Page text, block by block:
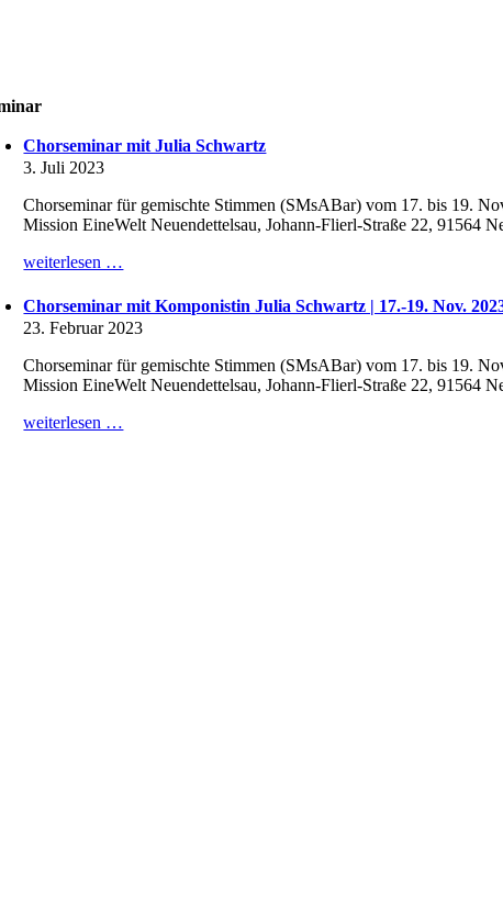
Chorseminar mit Julia Schwartz
3. Juli 2023
Chorseminar für gemischte Stimmen (SMsABar) vom 17. bis 19.
Mission EineWelt Neuendettelsau, Johann-Flierl-Straße 22, 91564
weiterlesen …
Chorseminar mit Komponistin Julia Schwartz | 17.-19. Nov.
23. Februar 2023
Chorseminar für gemischte Stimmen (SMsABar) vom 17. bis 19.
Mission EineWelt Neuendettelsau, Johann-Flierl-Straße 22, 91564
weiterlesen …